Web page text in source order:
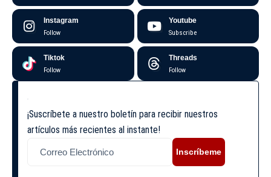
Instagram
Follow
Youtube
Subscribe
Tiktok
Follow
Threads
Follow
¡Suscríbete a nuestro boletín para recibir nuestros
artículos más recientes al instante!
Inscríbeme